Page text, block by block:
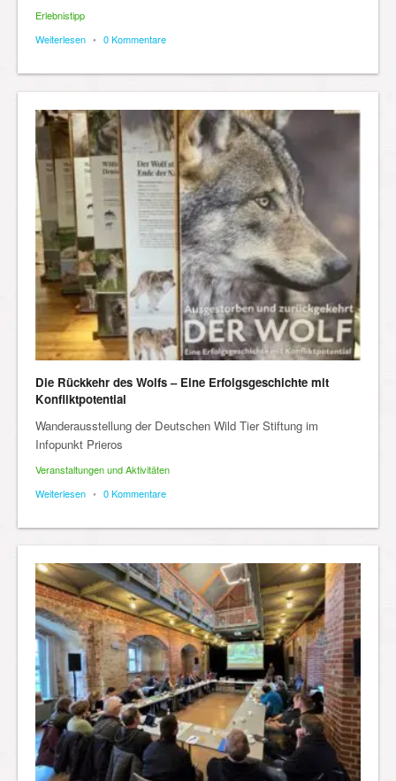
Erlebnistipp
Weiterlesen • 0 Kommentare
Die Rückkehr des Wolfs – Eine Erfolgsgeschichte mit
Konfliktpotential
Wanderausstellung der Deutschen Wild Tier Stiftung im
Infopunkt Prieros
Veranstaltungen und Aktivitäten
Weiterlesen • 0 Kommentare